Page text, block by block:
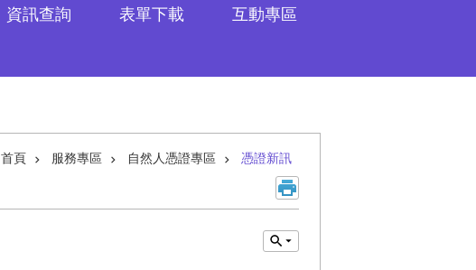
資訊查詢 表單下載 互動專區
首頁 服務專區 自然人憑證專區 憑證新訊